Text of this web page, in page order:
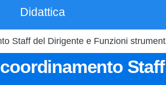
Didattica
Staff del Dirigente e Funzioni